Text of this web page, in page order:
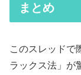
まとめ
このスレッドで
ラックス法」が